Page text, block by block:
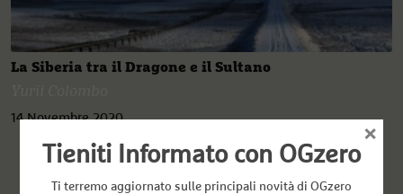
La Siberia tra il Dragone e il Sultano
14 Novembre 2020
Tieniti Informato con OGzero
Ti terremo aggiornato sulle principali novità di OGzero
×